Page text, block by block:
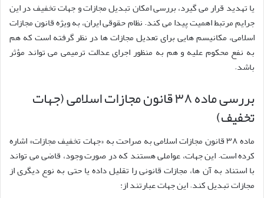
یا تهدید قرار می گیرد، بررسی امکان تبدیل مجازات و جهات تخفیف در این
جرایم مرتبط اهمیت پیدا می کند. نظام حقوقی ایران، به ویژه قانون مجازات
اسلامی، مکانیسم هایی برای تعدیل مجازات ها در نظر گرفته است که هم
به نفع محکوم علیه و هم به منظور اجرای عدالت ترمیمی می تواند مؤثر
باشد.
بررسی ماده ۳۸ قانون مجازات اسلامی (جهات
تخفیف)
ماده ۳۸ قانون مجازات اسلامی به صراحت به «جهات تخفیف مجازات» اشاره
کرده است. این جهات، عواملی هستند که در صورت وجود، قاضی می تواند
با استناد به آن ها، مجازات قانونی را تقلیل داده یا حتی به نوع دیگری از
مجازات تبدیل کند. این جهات عبارتند از: